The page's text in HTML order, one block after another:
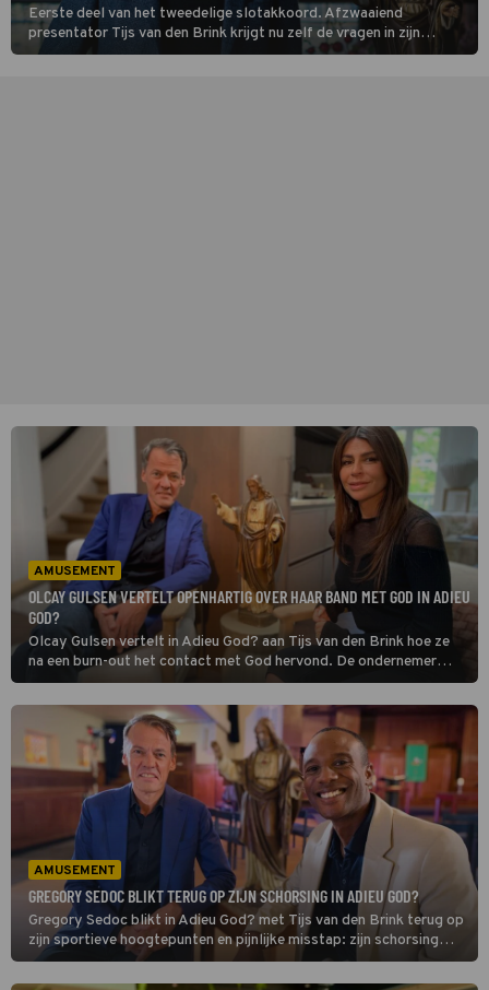
Eerste deel van het tweedelige slotakkoord. Afzwaaiend
presentator Tijs van den Brink krijgt nu zelf de vragen in zijn
programma Adieu God?. Franca Treur en Andries Knevel praten
AMUSEMENT
OLCAY GULSEN VERTELT OPENHARTIG OVER HAAR BAND MET GOD IN ADIEU
GOD?
Olcay Gulsen vertelt in Adieu God? aan Tijs van den Brink hoe ze
na een burn-out het contact met God hervond. De ondernemer
noemt zichzelf hypocriet in haar band met hem. "Ik begin pas met
bidden als het misgaat in mijn leven."
AMUSEMENT
GREGORY SEDOC BLIKT TERUG OP ZIJN SCHORSING IN ADIEU GOD?
Gregory Sedoc blikt in Adieu God? met Tijs van den Brink terug op
zijn sportieve hoogtepunten en pijnlijke misstap: zijn schorsing
wegens gemiste dopingcontroles. De oud-atleet, nu analist,
vertelt hoe geloof en vergeving hem hielpen.